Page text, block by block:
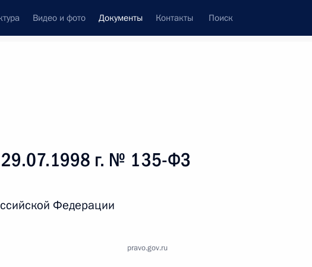
Видео и фото Документы Контакты Поиск
29.07.1998 г. № 135-ФЗ
Федерации
pravo.gov.ru